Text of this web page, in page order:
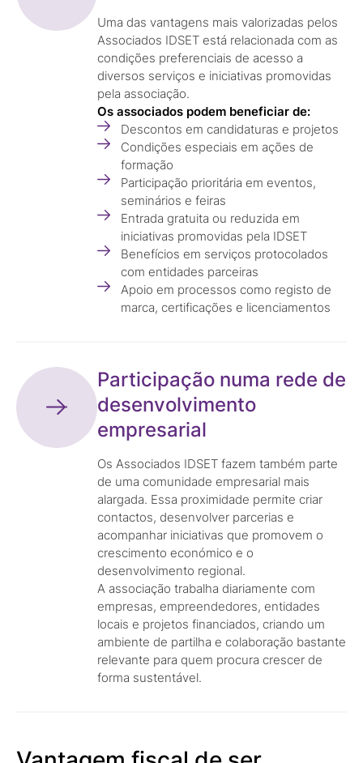
Uma das vantagens mais valorizadas pelos
Associados IDSET está relacionada com as
condições preferenciais de acesso a
diversos serviços e iniciativas promovidas
pela associação.
Os associados podem beneficiar de:
Descontos em candidaturas e projetos
Condições especiais em ações de
formação
Participação prioritária em eventos,
seminários e feiras
Entrada gratuita ou reduzida em
iniciativas promovidas pela IDSET
Benefícios em serviços protocolados
com entidades parceiras
Apoio em processos como registo de
marca, certificações e licenciamentos
Participação numa rede de
desenvolvimento
empresarial
Os Associados IDSET fazem também parte
de uma comunidade empresarial mais
alargada. Essa proximidade permite criar
contactos, desenvolver parcerias e
acompanhar iniciativas que promovem o
crescimento económico e o
desenvolvimento regional.
A associação trabalha diariamente com
empresas, empreendedores, entidades
locais e projetos financiados, criando um
ambiente de partilha e colaboração bastante
relevante para quem procura crescer de
forma sustentável.